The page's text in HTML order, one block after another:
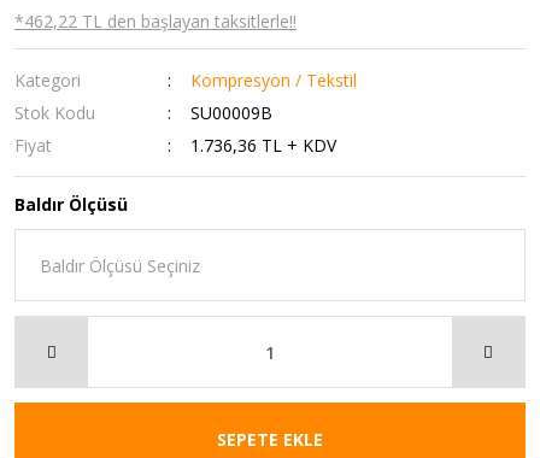
*462,22 TL den başlayan taksitlerle!!
Kategori
Kompresyon / Tekstil
Stok Kodu
SU00009B
Fiyat
1.736,36 TL + KDV
Baldır Ölçüsü
SEPETE EKLE